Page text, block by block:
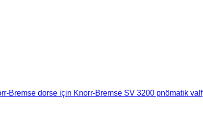
Bremse dorse için Knorr-Bremse SV 3200 pnömatik valf